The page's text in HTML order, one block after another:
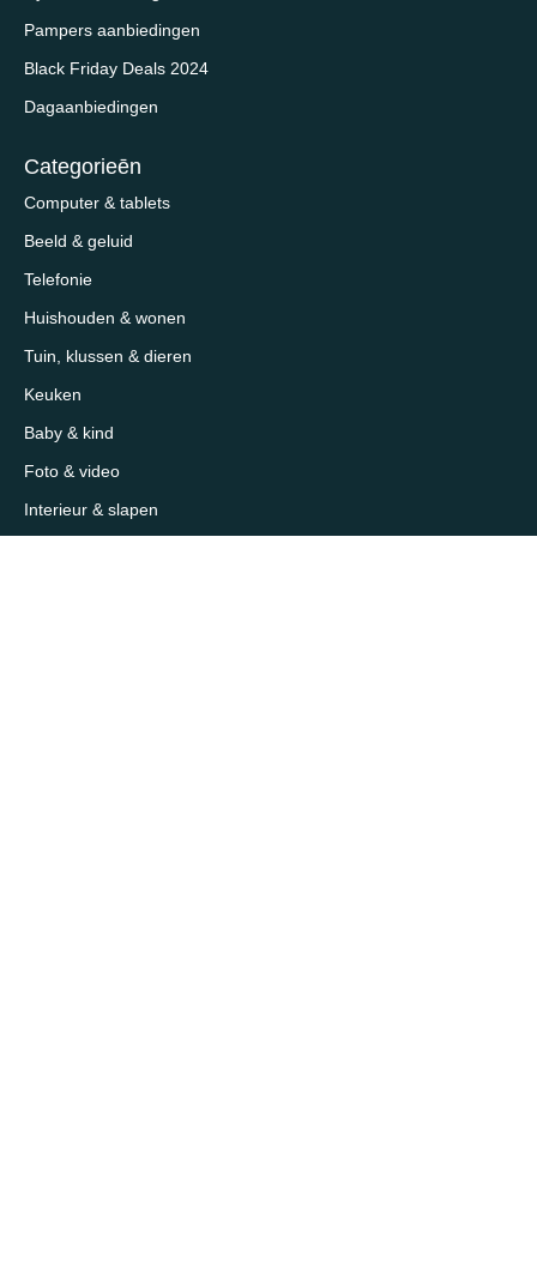
Pampers aanbiedingen
Black Friday Deals 2024
Dagaanbiedingen
Categorieēn
Computer & tablets
Beeld & geluid
Telefonie
Huishouden & wonen
Tuin, klussen & dieren
Keuken
Baby & kind
Foto & video
Interieur & slapen